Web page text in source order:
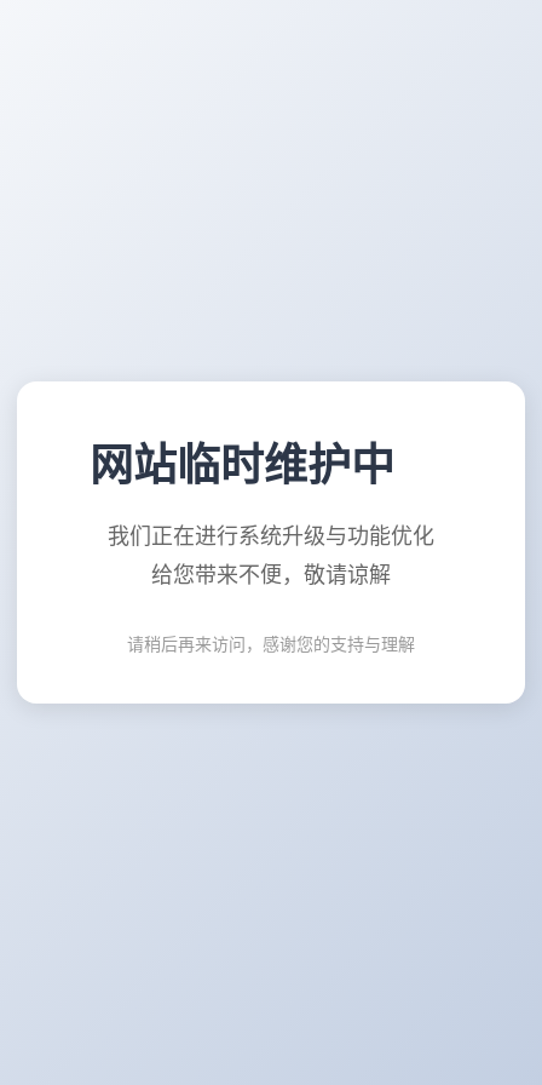
网站临时维护中
我们正在进行系统升级与功能优化
给您带来不便，敬请谅解
请稍后再来访问，感谢您的支持与理解